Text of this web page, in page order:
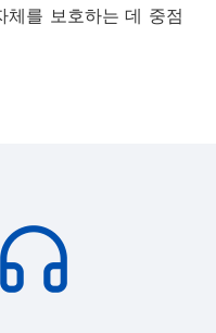
체를 보호하는 데 중점